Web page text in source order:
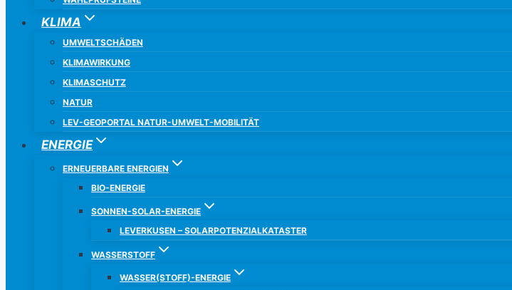
KLIMA
UMWELTSCHÄDEN
KLIMAWIRKUNG
KLIMASCHUTZ
NATUR
LEV-GEOPORTAL NATUR-UMWELT-MOBILITÄT
ENERGIE
ERNEUERBARE ENERGIEN
BIO-ENERGIE
SONNEN-SOLAR-ENERGIE
LEVERKUSEN – SOLARPOTENZIALKATASTER
WASSERSTOFF
WASSER(STOFF)-ENERGIE